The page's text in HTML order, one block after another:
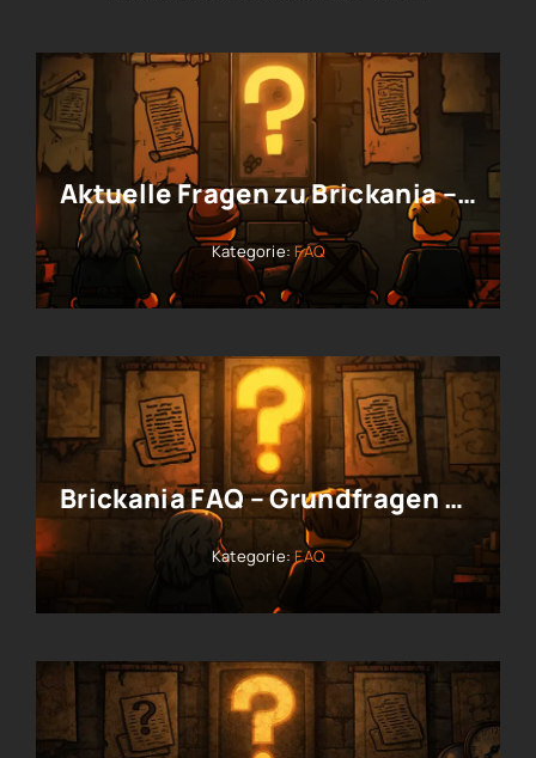
Aktuelle Fragen zu Brickania – Stand der Entwicklung
Kategorie:FAQ
Brickania FAQ – Grundfragen zu Krieg um die Krone | LEGO Tabletop
Kategorie: FAQ